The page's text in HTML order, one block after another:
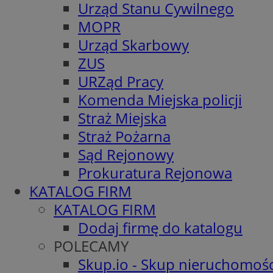
Urząd Stanu Cywilnego
MOPR
Urząd Skarbowy
ZUS
URZąd Pracy
Komenda Miejska policji
Straż Miejska
Straż Pożarna
Sąd Rejonowy
Prokuratura Rejonowa
KATALOG FIRM
KATALOG FIRM
Dodaj firmę do katalogu
POLECAMY
Skup.io - Skup